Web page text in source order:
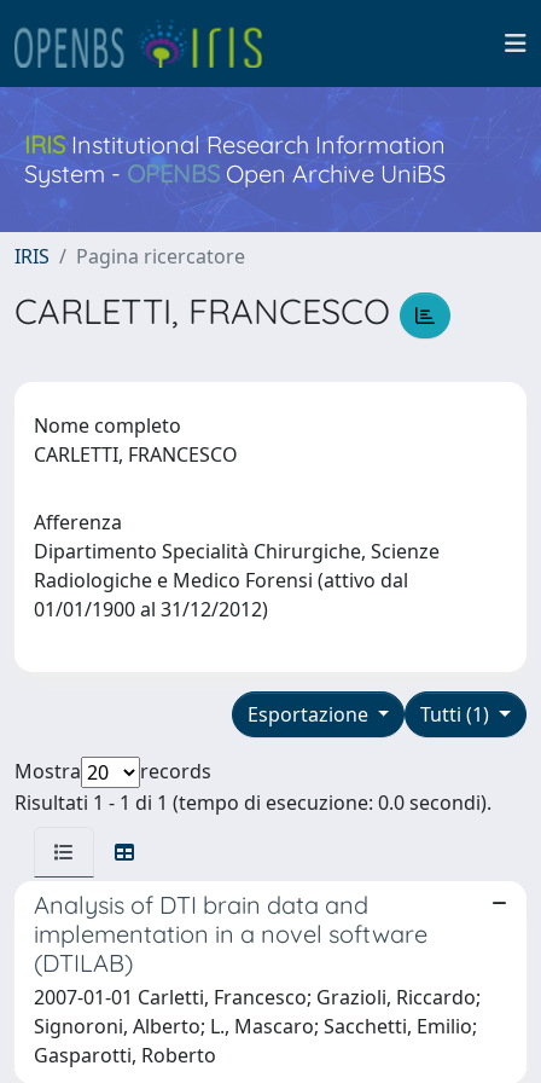
IRISInstitutional Research Information
System - OPENBS Open Archive UniBS
IRIS Pagina ricercatore
CARLETTI, FRANCESCO
Nome completo
CARLETTI, FRANCESCO
Afferenza
Dipartimento Specialità Chirurgiche, Scienze
Radiologiche e Medico Forensi (attivo dal
01/01/1900 al 31/12/2012)
Tutti (1)
Esportazione
Mostra
records
Risultati 1 - 1 di 1 (tempo di esecuzione: 0.0 secondi).
Analysis of DTI brain data and
implementation in a novel software
(DTILAB)
2007-01-01 Carletti, Francesco; Grazioli, Riccardo;
Signoroni, Alberto; L., Mascaro; Sacchetti, Emilio;
Gasparotti, Roberto